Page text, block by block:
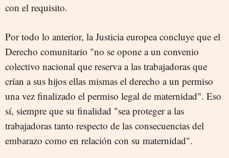
con el requisito.
Por todo lo anterior, la Justicia europea concluye que el
Derecho comunitario "no se opone a un convenio
colectivo nacional que reserva a las trabajadoras que
crían a sus hijos ellas mismas el derecho a un permiso
una vez finalizado el permiso legal de maternidad". Eso
sí, siempre que su finalidad "sea proteger a las
trabajadoras tanto respecto de las consecuencias del
embarazo como en relación con su maternidad".